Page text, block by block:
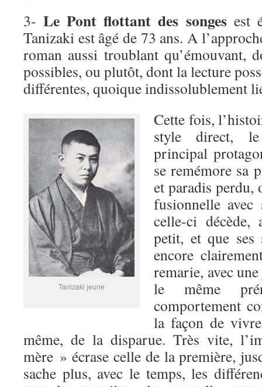
3-Le Pont flottant des songesest
Tanizaki est âgé de 73 ans. A
roman aussi troublant qu’émouvant,
possibles, ou plutôt, dont la lecture
différentes, quoique indissolublement
Tanizaki jeune
Cette fois,
style direct,
principal
se remémore sa
et paradis
fusionnelle avec
celle-ci décède,
petit, et que ses
encore
remarie, avec
le même
comportement
la façon de
même, de la disparue. Très vite,
mère » écrase celle de la première,
sache plus, avec le temps, les